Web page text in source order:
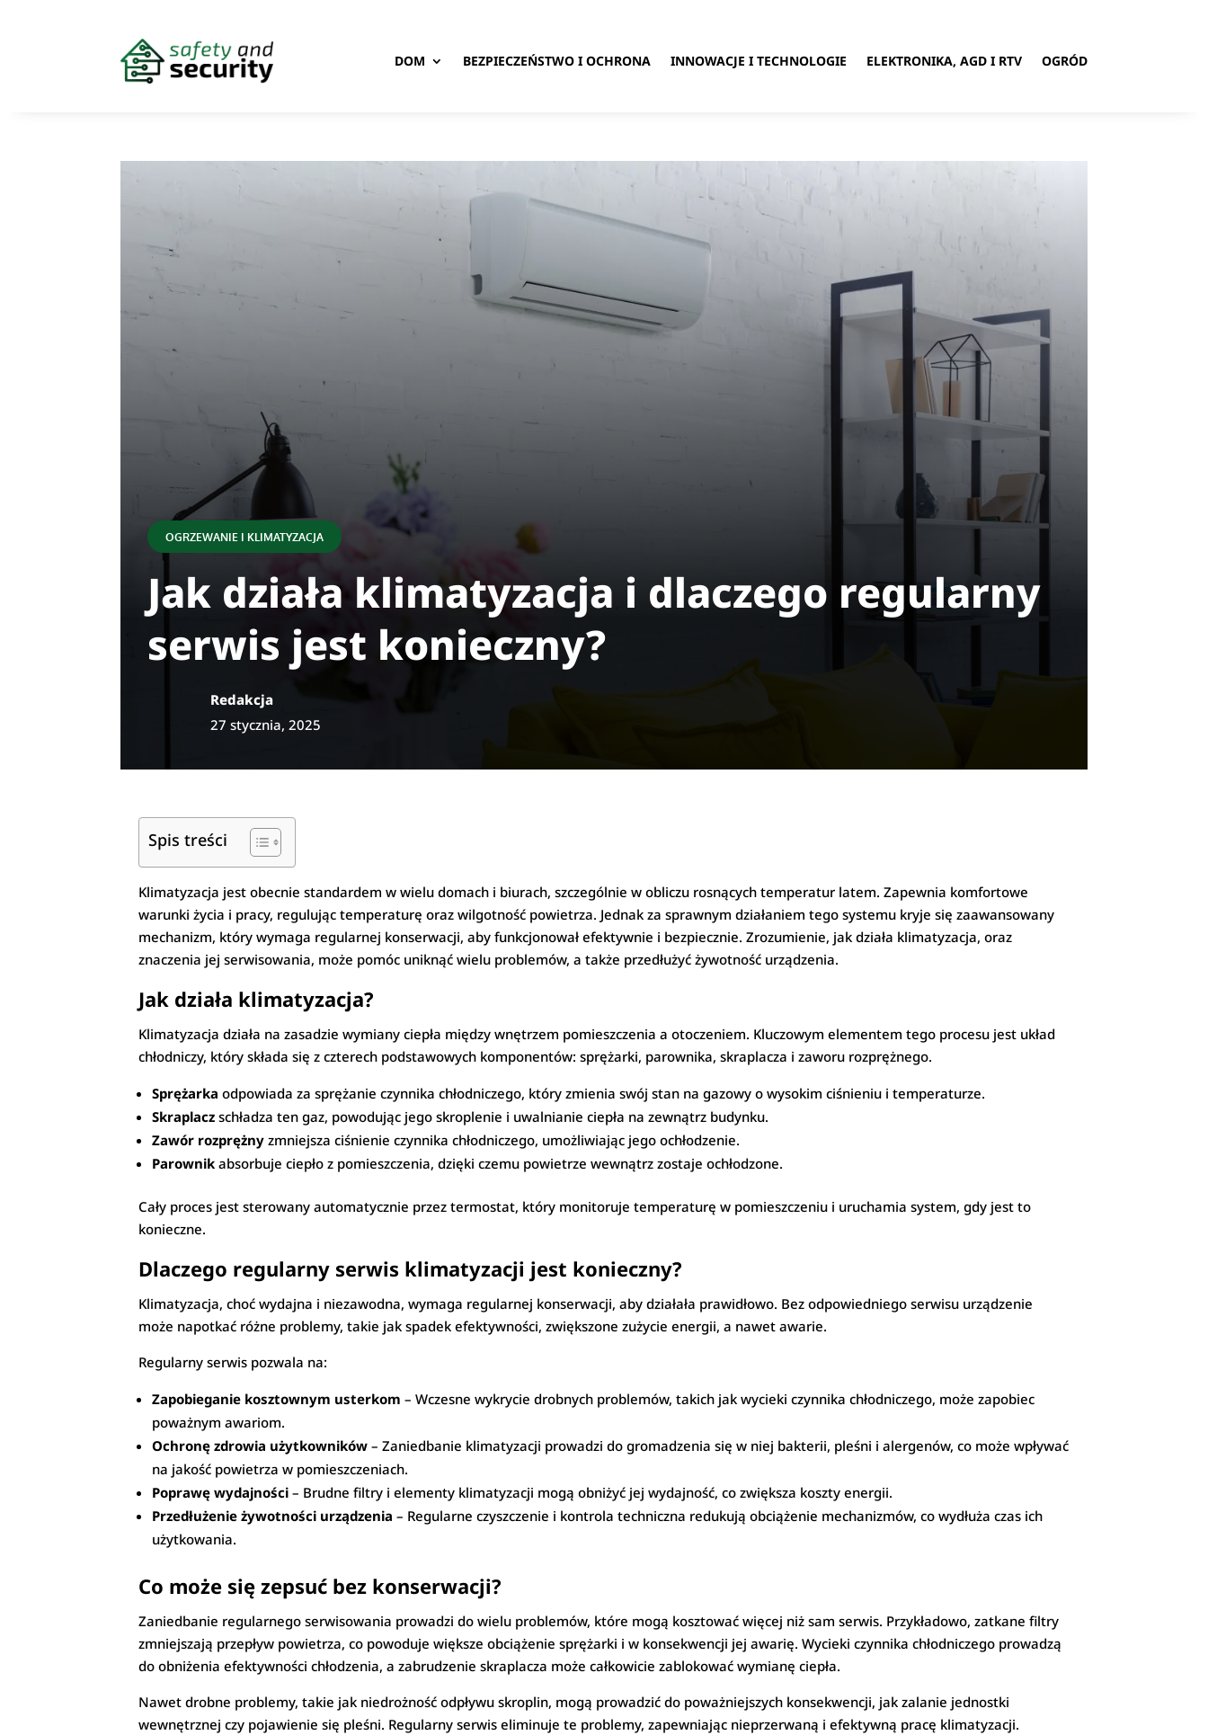
DOM BEZPIECZEŃSTWO I OCHRONA INNOWACJE I TECHNOLOGIE ELEKTRONIKA, AGD I RTV OGRÓD
OGRZEWANIE I KLIMATYZACJA
Jak działa klimatyzacja i dlaczego regularny
serwis jest konieczny?
Redakcja
27 stycznia, 2025
Spis treści
Klimatyzacja jest obecnie standardem w wielu domach i biurach, szczególnie w obliczu rosnących temperatur latem. Zapewnia komfortowe
warunki życia i pracy, regulując temperaturę oraz wilgotność powietrza. Jednak za sprawnym działaniem tego systemu kryje się zaawansowany
mechanizm, który wymaga regularnej konserwacji, aby funkcjonował efektywnie i bezpiecznie. Zrozumienie, jak działa klimatyzacja, oraz
znaczenia jej serwisowania, może pomóc uniknąć wielu problemów, a także przedłużyć żywotność urządzenia.
Jak działa klimatyzacja?
Klimatyzacja działa na zasadzie wymiany ciepła między wnętrzem pomieszczenia a otoczeniem. Kluczowym elementem tego procesu jest układ
chłodniczy, który składa się z czterech podstawowych komponentów: sprężarki, parownika, skraplacza i zaworu rozprężnego.
Sprężarka odpowiada za sprężanie czynnika chłodniczego, który zmienia swój stan na gazowy o wysokim ciśnieniu i temperaturze.
Skraplacz schładza ten gaz, powodując jego skroplenie i uwalnianie ciepła na zewnątrz budynku.
Zawór rozprężny zmniejsza ciśnienie czynnika chłodniczego, umożliwiając jego ochłodzenie.
Parownik absorbuje ciepło z pomieszczenia, dzięki czemu powietrze wewnątrz zostaje ochłodzone.
Cały proces jest sterowany automatycznie przez termostat, który monitoruje temperaturę w pomieszczeniu i uruchamia system, gdy jest to
konieczne.
Dlaczego regularny serwis klimatyzacji jest konieczny?
Klimatyzacja, choć wydajna i niezawodna, wymaga regularnej konserwacji, aby działała prawidłowo. Bez odpowiedniego serwisu urządzenie
może napotkać różne problemy, takie jak spadek efektywności, zwiększone zużycie energii, a nawet awarie.
Regularny serwis pozwala na:
Zapobieganie kosztownym usterkom – Wczesne wykrycie drobnych problemów, takich jak wycieki czynnika chłodniczego, może zapobiec
poważnym awariom.
Ochronę zdrowia użytkowników – Zaniedbanie klimatyzacji prowadzi do gromadzenia się w niej bakterii, pleśni i alergenów, co może wpływać
na jakość powietrza w pomieszczeniach.
Poprawę wydajności – Brudne filtry i elementy klimatyzacji mogą obniżyć jej wydajność, co zwiększa koszty energii.
Przedłużenie żywotności urządzenia – Regularne czyszczenie i kontrola techniczna redukują obciążenie mechanizmów, co wydłuża czas ich
użytkowania.
Co może się zepsuć bez konserwacji?
Zaniedbanie regularnego serwisowania prowadzi do wielu problemów, które mogą kosztować więcej niż sam serwis. Przykładowo, zatkane filtry
zmniejszają przepływ powietrza, co powoduje większe obciążenie sprężarki i w konsekwencji jej awarię. Wycieki czynnika chłodniczego prowadzą
do obniżenia efektywności chłodzenia, a zabrudzenie skraplacza może całkowicie zablokować wymianę ciepła.
Nawet drobne problemy, takie jak niedrożność odpływu skroplin, mogą prowadzić do poważniejszych konsekwencji, jak zalanie jednostki
wewnętrznej czy pojawienie się pleśni. Regularny serwis eliminuje te problemy, zapewniając nieprzerwaną i efektywną pracę klimatyzacji.